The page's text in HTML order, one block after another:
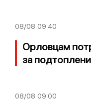
08/08 09:40
Орловцам
за
08/08 09:00